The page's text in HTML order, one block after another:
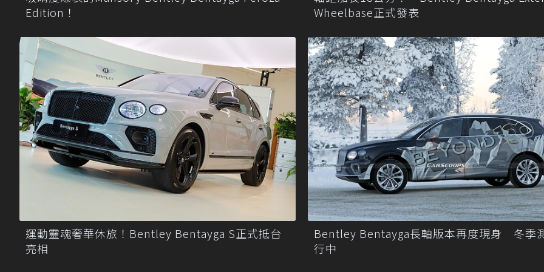
Edition！
Wheelbase正式發表
運動靈魂奢華休旅！Bentley Bentayga S正式抵台
亮相
Bentley Bentayga長軸版本再度現身 冬季
行中